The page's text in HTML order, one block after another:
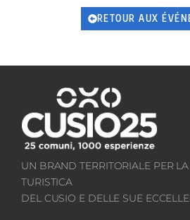
RETOUR AUX
UN BRAND TERRITORIALE PER
TURISTICA
DEL CUSIO E DELLE SUE